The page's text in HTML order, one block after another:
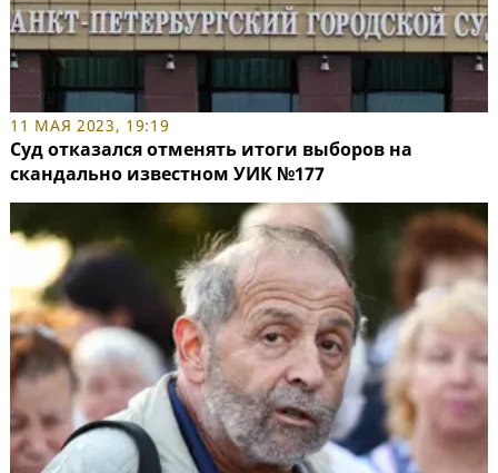
11 МАЯ 2023, 19:19
Суд отказался отменять итоги выборов на
скандально известном УИК №177